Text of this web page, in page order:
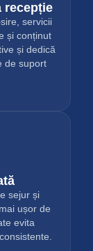
recepție
servicii
și conținut
și dedică
de suport
sejur și
ușor de
evita